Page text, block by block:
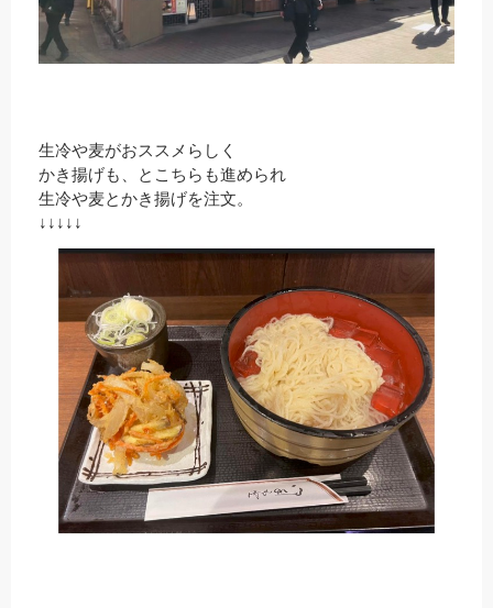
生冷や麦がおススメらしく
かき揚げも、とこちらも進められ
生冷や麦とかき揚げを注文。
↓↓↓↓↓